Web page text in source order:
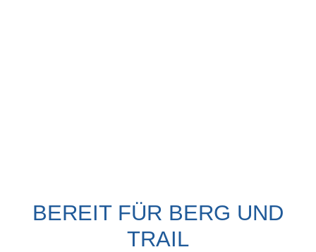
BEREIT FÜR BERG UND
TRAIL